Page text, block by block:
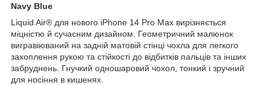
Navy Blue
Liquid Air® для нового iPhone 14 Pro Max вирізняється
міцністю й сучасним дизайном. Геометричний малюнок
вигравіюваний на задній матовій стінці чохла для легкого
захоплення рукою та стійкості до відбитків пальців та інших
забруднень. Гнучкий одношаровий чохол, тонкий і зручний
для носіння в кишенях.